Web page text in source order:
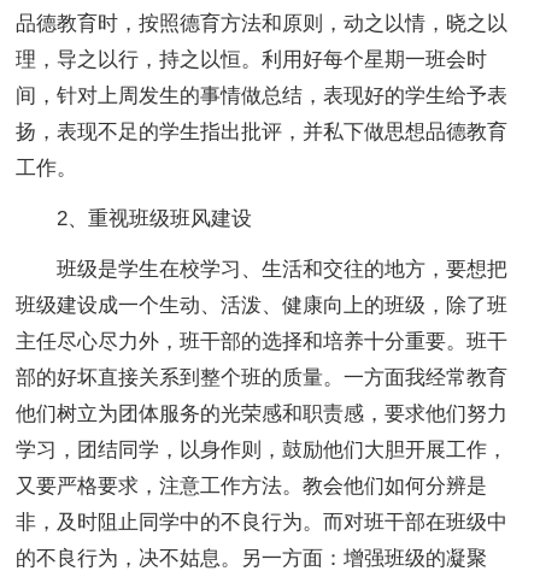
品德教育时，按照德育方法和原则，动之以情，晓之以
理，导之以行，持之以恒。利用好每个星期一班会时
间，针对上周发生的事情做总结，表现好的学生给予表
扬，表现不足的学生指出批评，并私下做思想品德教育
工作。
2、重视班级班风建设
班级是学生在校学习、生活和交往的地方，要想把
班级建设成一个生动、活泼、健康向上的班级，除了班
主任尽心尽力外，班干部的选择和培养十分重要。班干
部的好坏直接关系到整个班的质量。一方面我经常教育
他们树立为团体服务的光荣感和职责感，要求他们努力
学习，团结同学，以身作则，鼓励他们大胆开展工作，
又要严格要求，注意工作方法。教会他们如何分辨是
非，及时阻止同学中的不良行为。而对班干部在班级中
的不良行为，决不姑息。另一方面：增强班级的凝聚